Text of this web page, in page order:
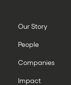
Our Story
People
Companies
Impact